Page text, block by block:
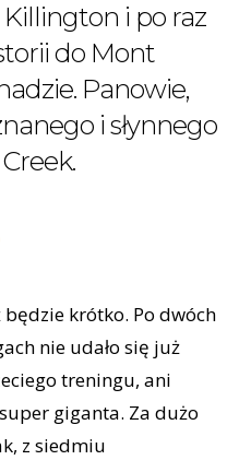
Killington i po raz
do Mont
Panowie,
i słynnego
krótko. Po dwóch
nie udało się już
treningu, ani
giganta. Za dużo
z siedmiu